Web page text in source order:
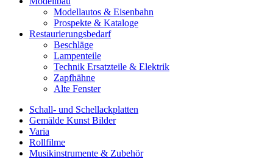
Modellautos & Eisenbahn
Prospekte & Kataloge
Restaurierungsbedarf
Beschläge
Lampenteile
Technik Ersatzteile & Elektrik
Zapfhähne
Alte Fenster
Schall- und Schellackplatten
Gemälde Kunst Bilder
Varia
Rollfilme
Musikinstrumente & Zubehör